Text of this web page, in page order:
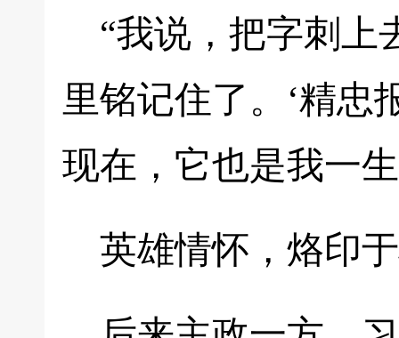
“我说，把字刺上
里铭记住了。‘精忠
现在，它也是我一
英雄情怀，烙印